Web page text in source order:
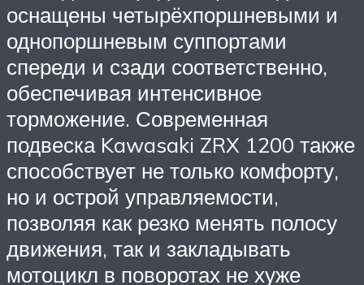
оснащены четырёхпоршневыми и
однопоршневым суппортами
спереди и сзади соответственно,
обеспечивая интенсивное
торможение. Современная
подвеска Kawasaki ZRX 1200 также
способствует не только комфорту,
но и острой управляемости,
позволяя как резко менять полосу
движения, так и закладывать
мотоцикл в поворотах не хуже